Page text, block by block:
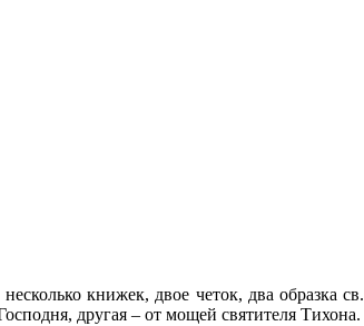
книжек, двое четок, два образка св.
другая – от мощей святителя Тихона.